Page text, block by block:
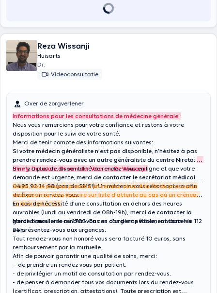
Reza Wissanji
Huisarts
Dr.
Videoconsultatie
Over de zorgverlener
Informations pour les consultations de médecine générale:
Nous vous remercions pour votre confiance et restons à votre
disposition pour le suivi de votre santé.
Merci de tenir compte des informations suivantes:
Si votre médecin généraliste n’est pas disponible, n’hésitez à pas
prendre rendez-vous avec un autre généraliste du centre Nireta: Dr
Henry, Dr Lalani, Dr van der Vaeren, Dr Wissanji.
S’il n’y a plus de disponibilité de rendez-vous en ligne et que votre
demande est urgente, merci de contacter le secrétariat médical au
0495 92 14 98 (pas de SMS!).Un médecin vous recontactera afin
de fixer un rendez-vous.
Sinon, vous pouvez prendre un rendez-vous. A la fin du processus
vous pourrez vous inscrire sur liste d’attente au cas où un créneau
se libère plus tôt.
En cas de nécessité d'une consultation en dehors des heures
ouvrables (lundi au vendredi de 08h-19h), merci de contacter la
garde bruxelloise au 1733. En cas d'urgence vitale, contacter le 112
ou présentez-vous aux urgences.
Merci d'annuler le rendez-vous en cas d'empêchement dans les
24h.
Tout rendez-vous non honoré vous sera facturé 10 euros, sans
remboursement par la mutuelle.
Afin de pouvoir garantir une qualité de soins, merci:
- de prendre un rendez vous par patient.
- de privilégier un motif de consultation par rendez-vous.
- de penser à demander tous vos documents lors du rendez-vous
(certificat, prescription, attestations). Toute prescription est